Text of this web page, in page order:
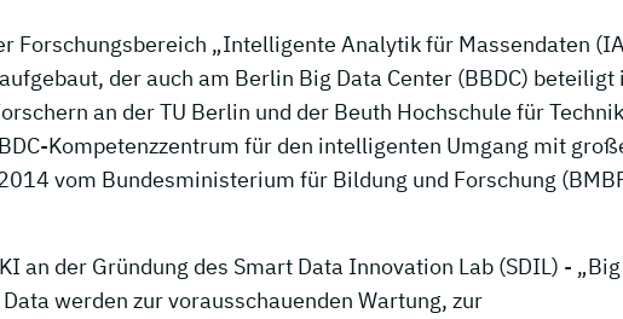
Forschungsbereich „Intelligente Analytik für Massendaten
der auch am Berlin Big Data Center (BBDC) beteiligt
an der TU Berlin und der Beuth Hochschule für Technik
Kompetenzzentrum für den intelligenten Umgang mit
vom Bundesministerium für Bildung und Forschung
an der Gründung des Smart Data Innovation Lab (SDIL) -
werden zur vorausschauenden Wartung, zur